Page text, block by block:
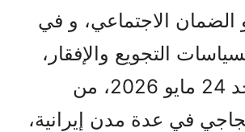
الضمان الاجتماعي، و في
التجويع والإفقار،
صعد يوم الأحد 24 مايو 2026، من
في عدة مدن إيرانية،